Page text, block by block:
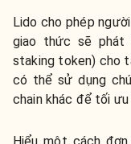
Lido cho phép
giao thức sẽ phát
staking token) cho
có thể sử dụng
chain khác để tối ưu